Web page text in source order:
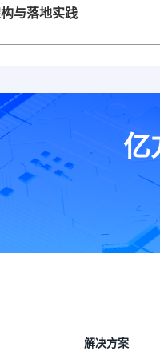
与落地实践
亿
解决方案